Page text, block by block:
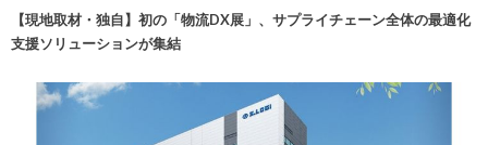
【現地取材・独自】初の「物流DX展」、サプライチェーン全体の最適化
支援ソリューションが集結